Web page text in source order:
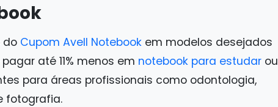
do Cupom Avell Notebook em modelos desejados
até 11% menos em notebook para estudar ou
para áreas profissionais como odontologia,
fotografia.